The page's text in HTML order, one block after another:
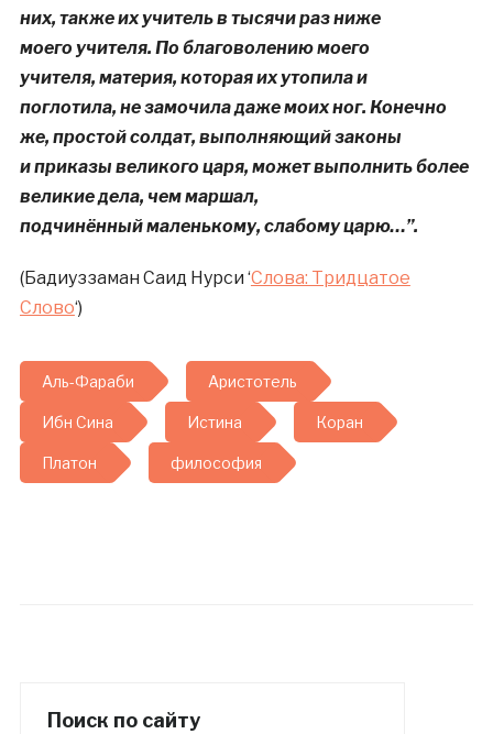
них, также их учитель в тысячи раз ниже
моего учителя. По благоволению моего
учителя, материя, которая их утопила и
поглотила, не замочила даже моих ног. Конечно
же, простой солдат, выполняющий законы
иприказы великого царя, может выполнитьболее
великие дела, чем маршал,
подчинённыймаленькому, слабому царю…”.
(Бадиуззаман Саид Нурси ‘Слова: Тридцатое
Слово‘)
Аль-Фараби Аристотель
Ибн Сина Истина Коран
Платон философия
Поиск по сайту